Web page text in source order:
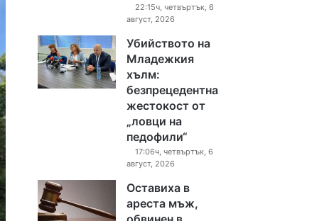
22:15ч, четвъртък, 6
август, 2026
Убийството на
Младежкия
хълм:
безпрецедентна
жестокост от
„ловци на
педофили“
17:06ч, четвъртък, 6
август, 2026
Оставиха в
ареста мъж,